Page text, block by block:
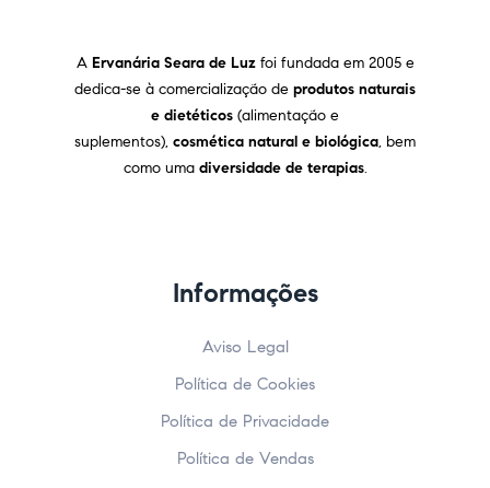
A Ervanária Seara de Luz foi fundada em 2005 e
dedica-se à comercialização de produtos naturais
e dietéticos (alimentação e
suplementos), cosmética natural e biológica, bem
como uma diversidade de terapias.
Informações
Aviso Legal
Política de Cookies
Política de Privacidade
Política de Vendas